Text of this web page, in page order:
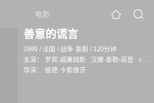
电影
善意的谎言
1999 / 法国 / 战争 喜剧 / 120分钟
主演：
罗宾·威廉姆斯 汉娜·泰勒-高登
vaIgó
导演：
彼德·卡索维茨